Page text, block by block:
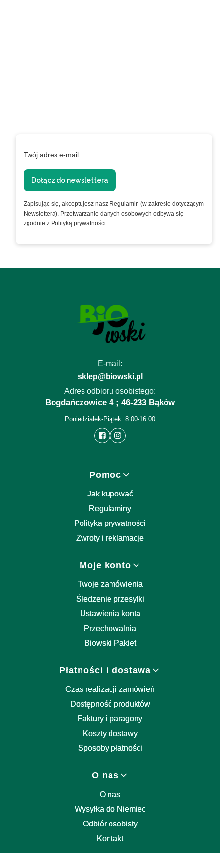
Twój adres e-mail
Dołącz do newslettera
Zapisując się, akceptujesz nasz Regulamin (w zakresie dotyczącym
Newslettera). Przetwarzanie danych osobowych odbywa się
zgodnie z Polityką prywatności.
E-mail:
sklep@biowski.pl
Adres odbioru osobistego:
Bogdańczowice 4 ; 46-233 Bąków
Poniedziałek-Piątek: 8:00-16:00
Pomoc
Jak kupować
Regulaminy
Polityka prywatności
Zwroty i reklamacje
Moje konto
Twoje zamówienia
Śledzenie przesyłki
Ustawienia konta
Przechowalnia
Biowski Pakiet
Płatności i dostawa
Czas realizacji zamówień
Dostępność produktów
Faktury i paragony
Koszty dostawy
Sposoby płatności
O nas
O nas
Wysyłka do Niemiec
Odbiór osobisty
Kontakt